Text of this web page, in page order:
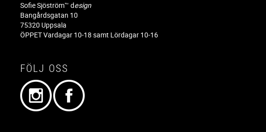
Sofie Sjöström™ design
Bangårdsgatan 10
75320 Uppsala
ÖPPET Vardagar 10-18 samt Lördagar 10-16
FÖLJ OSS